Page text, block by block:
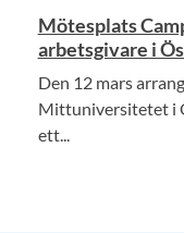
Mötesplats
arbetsgivare i
Den 12 mars
Mittuniversitetet i
ett...